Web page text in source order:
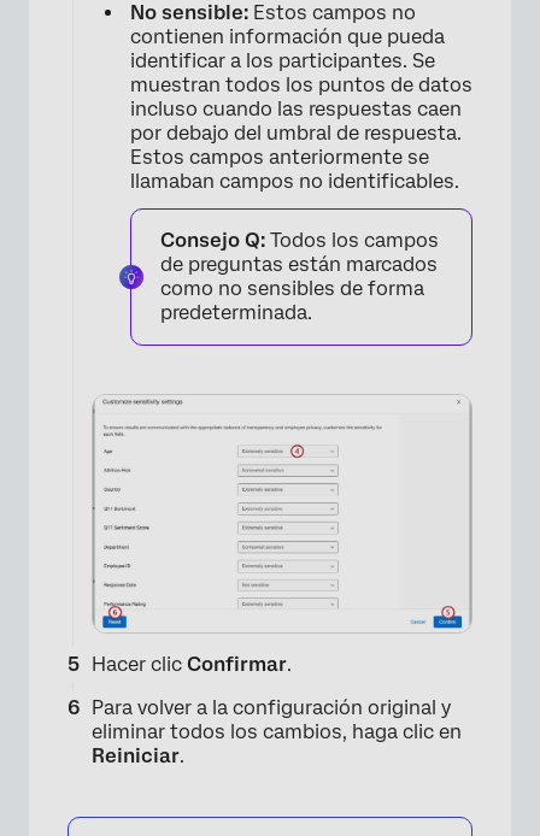
No sensible: Estos campos no
contienen información que pueda
identificar a los participantes. Se
muestran todos los puntos de datos
incluso cuando las respuestas caen
por debajo del umbral de respuesta.
Estos campos anteriormente se
llamaban campos no identificables.
Consejo Q: Todos los campos
de preguntas están marcados
como no sensibles de forma
predeterminada.
Hacer clic Confirmar.
Para volver a la configuración original y
eliminar todos los cambios, haga clic en
Reiniciar.